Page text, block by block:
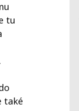
tu
také